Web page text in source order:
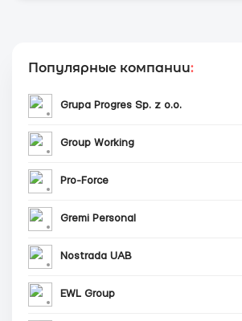
Популярные компании:
Grupa Progres Sp. z o.o.
Group Working
Pro-Force
Gremi Personal
Nostrada UAB
EWL Group